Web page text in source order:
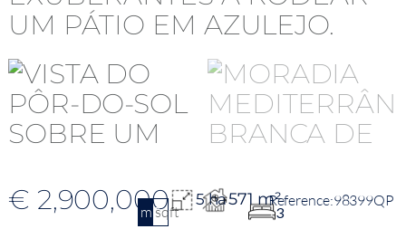
€ 2,900,000
m2sqft
5 ha571 m²
3
98399QP